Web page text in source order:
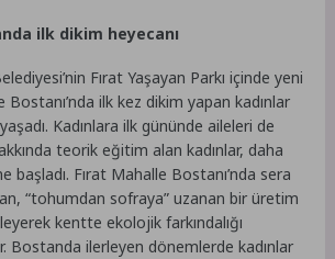
ilk dikim heyecanı
Fırat Yaşayan Parkı içinde yeni
Bostanı’nda ilk kez dikim yapan kadınlar
Kadınlara ilk gününde aileleri de
teorik eğitim alan kadınlar, daha
başladı. Fırat Mahalle Bostanı’nda sera
“tohumdan sofraya” uzanan bir üretim
kentte ekolojik farkındalığı
Bostanda ilerleyen dönemlerde kadınlar